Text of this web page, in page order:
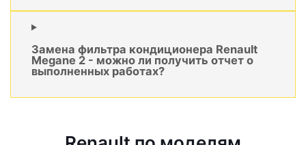
Замена фильтра кондиционера Renault
Megane 2 - можно ли получить отчет о
выполненных работах?